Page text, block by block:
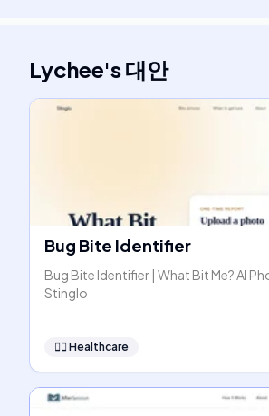
Lychee's대안
Bug Bite Identifier
Bug Bite Identifier | What Bit Me? AI
Stinglo
👩‍⚕️ Healthcare